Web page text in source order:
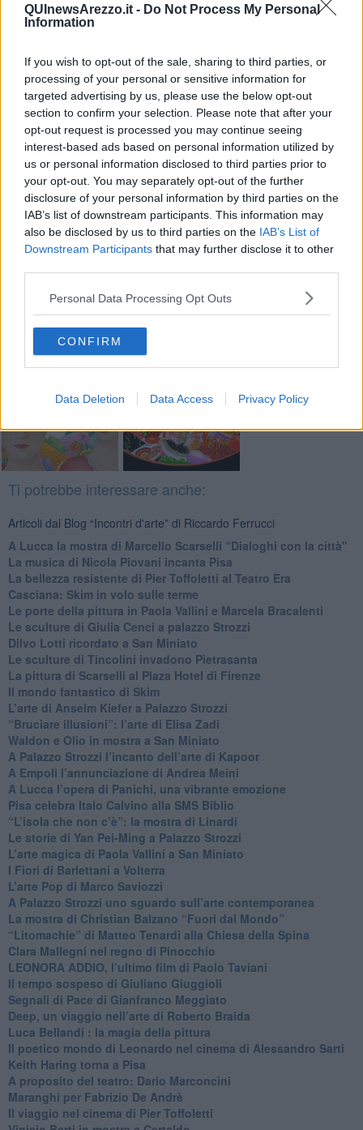
QUInewsArezzo.it - Do Not Process My Personal
Information
If you wish to opt-out of the sale, sharing to third parties, or
processing of your personal or sensitive information for
targeted advertising by us, please use the below opt-out
section to confirm your selection. Please note that after your
opt-out request is processed you may continue seeing
interest-based ads based on personal information utilized by
us or personal information disclosed to third parties prior to
your opt-out. You may separately opt-out of the further
disclosure of your personal information by third parties on the
IAB’s list of downstream participants. This information may
also be disclosed by us to third parties on the IAB’s List of
Downstream Participants that may further disclose it to other
Personal Data Processing Opt Outs
CONFIRM
Data Deletion Data Access Privacy Policy
riscoprire elementi vissuti nell’infanzia ?
Io considero la mia arte un gioco per adulti. C’è come una
diventa scoperta ,ricerca, maturità, è un modo fondamentale per
descrivere la realtà ed i suoi misteri. Il motore della mia arte va
ritrovato nello stupore di fronte al mondo, nel vedere il mondo ed i
suoi enigmi in una luce diversa, con gli occhi del poeta e della
fantasia. Approfondire questi elementi consente di comprendere il
vero senso del mio lavoro, della mia pittura.
Riccardo Ferrucci
Se vuoi leggere le notizie principali della Toscana iscriviti alla
Newsletter QUInews - ToscanaMedia.Arriva gratis tutti i giorni
alle 20:00 direttamente nella tua casella di posta.
Basta cliccareQUI
Fotogallery
Ti potrebbe interessare anche:
Articoli dal Blog “Incontri d'arte” di Riccardo Ferrucci
A Lucca la mostra di Marcello Scarselli “Dialoghi con la città"
​La musica di Nicola Piovani incanta Pisa
​La bellezza resistente di Pier Toffoletti al Teatro Era
​Casciana: Skim in volo sulle terme
​Le porte della pittura in Paola Vallini e Marcela Bracalenti
​Le sculture di Giulia Cenci a palazzo Strozzi
​Dilvo Lotti ricordato a San Miniato
​Le sculture di Tincolini invadono Pietrasanta
La pittura di Scarselli al Plaza Hotel di Firenze
​Il mondo fantastico di Skim
​L’arte di Anselm Kiefer a Palazzo Strozzi
​“Bruciare illusioni”: l’arte di Elisa Zadi
​Waldon e Olio in mostra a San Miniato
​A Palazzo Strozzi l’incanto dell’arte di Kapoor
​A Empoli l’annunciazione di Andrea Meini
A Lucca l’opera di Panichi, una vibrante emozione
Pisa celebra Italo Calvino alla SMS Biblio
“L’isola che non c’è”: la mostra di Linardi
​Le storie di Yan Pei-Ming a Palazzo Strozzi
​L’arte magica di Paola Vallini a San Miniato
​I Fiori di Barlettani a Volterra
​L’arte Pop di Marco Saviozzi
​A Palazzo Strozzi uno sguardo sull’arte contemporanea
La mostra di Christian Balzano “Fuori dal Mondo”
​“Litomachie” di Matteo Tenardi alla Chiesa della Spina
​Clara Mallegni nel regno di Pinocchio
​LEONORA ADDIO, l’ultimo film di Paolo Taviani
Il tempo sospeso di Giuliano Giuggioli
Segnali di Pace di Gianfranco Meggiato
​Deep, un viaggio nell’arte di Roberto Braida
​Luca Bellandi : la magia della pittura
​Il poetico mondo di Leonardo nel cinema di Alessandro Sarti
​Keith Haring torna a Pisa
​A proposito del teatro: Dario Marconcini
Maranghi per Fabrizio De Andrè
​Il viaggio nel cinema di Pier Toffoletti